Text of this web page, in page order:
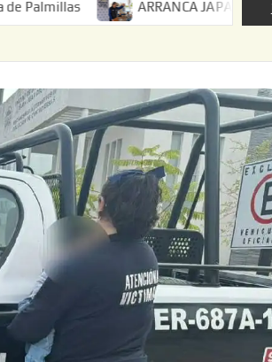
ARRANCA JAPAM EL PROGRAMA